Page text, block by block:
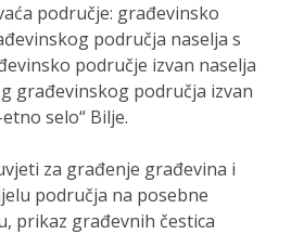
područje: građevinsko
područja naselja s
područje izvan naselja
građevinskog područja izvan
selo“ Bilje.
za građenje građevina i
područja na posebne
prikaz građevnih čestica